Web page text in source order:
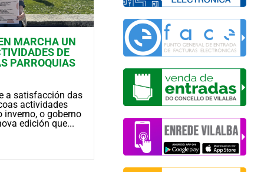
MARCHA UN
DE
PARROQUIAS
a satisfacción das
actividades
inverno, o goberno
edición que...
O CONCELLO OFRECE UNHA
CHARLA SOBRE
CASA DA CULTURA
No marco do proxecto Vilalba
goberno local repartirá de balde
asistentes O Concello mantén
seu programa “Vilalba...
Ler máis